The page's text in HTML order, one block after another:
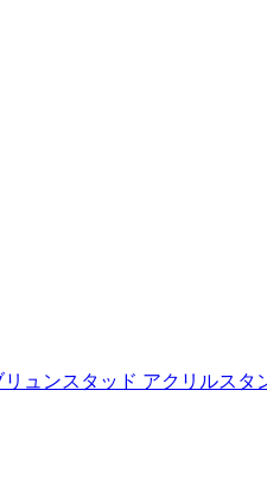
ュンスタッド アクリルスタ